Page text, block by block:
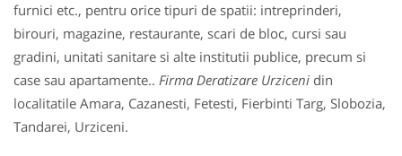
furnici etc., pentru orice tipuri de spatii: intreprinderi,
birouri, magazine, restaurante, scari de bloc, cursi sau
gradini, unitati sanitare si alte institutii publice, precum si
case sau apartamente.. Firma Deratizare Urziceni din
localitatile Amara, Cazanesti, Fetesti, Fierbinti Targ, Slobozia,
Tandarei, Urziceni.